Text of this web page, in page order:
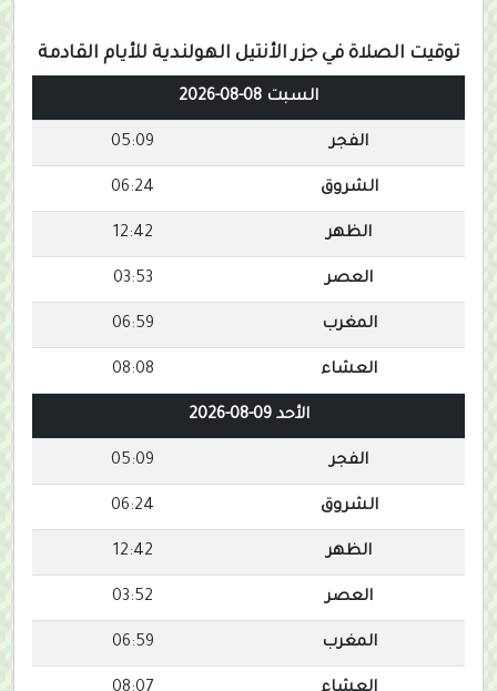
توقيت الصلاة في جزر الأنتيل الهولندية للأيام القادمة
السبت 08-08-2026
الفجر 05:09
الشروق 06:24
الظهر 12:42
العصر 03:53
المغرب 06:59
العشاء 08:08
الأحد 09-08-2026
الفجر 05:09
الشروق 06:24
الظهر 12:42
العصر 03:52
المغرب 06:59